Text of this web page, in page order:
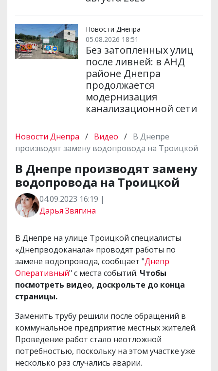
Новости Днепра
05.08.2026 18:51
Без затопленных улиц
после ливней: в АНД
районе Днепра
продолжается
модернизация
канализационной сети
Новости Днепра / Видео / В Днепре
производят замену водопровода на Троицкой
В Днепре производят замену
водопровода на Троицкой
04.09.2023 16:19 |
Дарья Звягина
В Днепре на улице Троицкой специалисты
«Днепрводоканала» проводят работы по
замене водопровода, сообщает "Днепр
Оперативный" с места событий. Чтобы
посмотреть видео, доскрольте до конца
страницы.
Заменить трубу решили после обращений в
коммунальное предприятие местных жителей.
Проведение работ стало неотложной
потребностью, поскольку на этом участке уже
несколько раз случались аварии.